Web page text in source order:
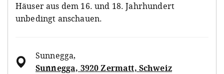
Häuser aus dem 16. und 18. Jahrhundert
unbedingt anschauen.
Sunnegga,
Sunnegga, 3920 Zermatt, Schweiz